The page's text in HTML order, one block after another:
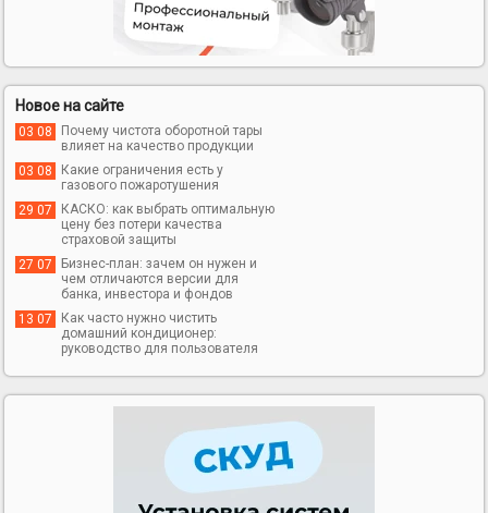
13 500 000 KZT
Продажа: Квартира
(Петропавловск)
Комнат: 2; Этаж: 9/9
11 700 000 KZT 11 500 000 KZT
Новое на сайте
03 08
Почему чистота оборотной тары
влияет на качество продукции
03 08
Какие ограничения есть у
газового пожаротушения
29 07
КАСКО: как выбрать оптимальную
цену без потери качества
страховой защиты
27 07
Бизнес-план: зачем он нужен и
чем отличаются версии для
банка, инвестора и фондов
13 07
Как часто нужно чистить
домашний кондиционер:
руководство для пользователя